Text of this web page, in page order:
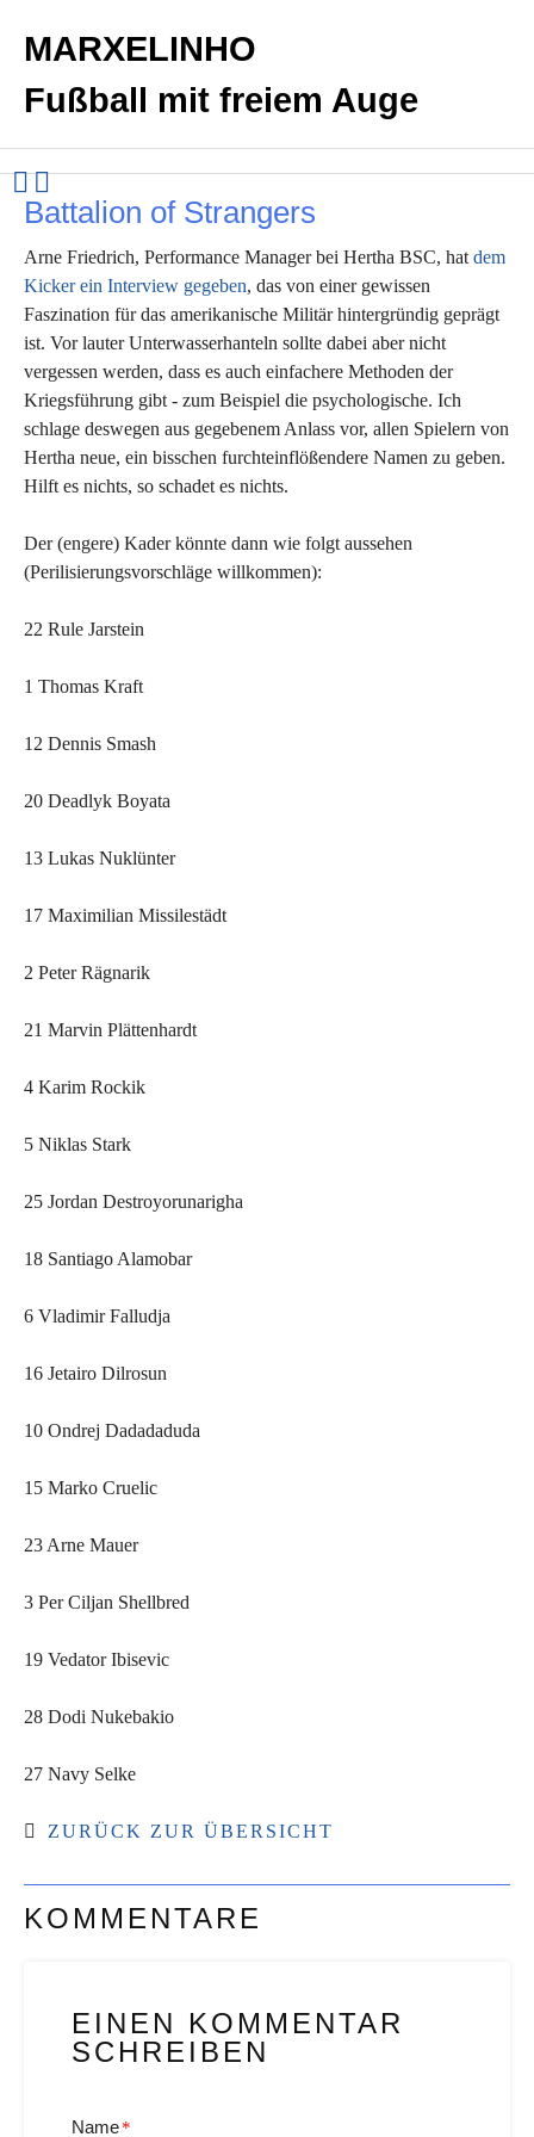
MARXELINHO
Fußball mit freiem Auge
Battalion of Strangers
Arne Friedrich, Performance Manager bei Hertha BSC, hat dem
Kicker ein Interview gegeben, das von einer gewissen
Faszination für das amerikanische Militär hintergründig geprägt
ist. Vor lauter Unterwasserhanteln sollte dabei aber nicht
vergessen werden, dass es auch einfachere Methoden der
Kriegsführung gibt - zum Beispiel die psychologische. Ich
schlage deswegen aus gegebenem Anlass vor, allen Spielern von
Hertha neue, ein bisschen furchteinflößendere Namen zu geben.
Hilft es nichts, so schadet es nichts.
Der (engere) Kader könnte dann wie folgt aussehen
(Perilisierungsvorschläge willkommen):
22 Rule Jarstein
1 Thomas Kraft
12 Dennis Smash
20 Deadlyk Boyata
13 Lukas Nuklünter
17 Maximilian Missilestädt
2 Peter Rägnarik
21 Marvin Plättenhardt
4 Karim Rockik
5 Niklas Stark
25 Jordan Destroyorunarigha
18 Santiago Alamobar
6 Vladimir Falludja
16 Jetairo Dilrosun
10 Ondrej Dadadaduda
15 Marko Cruelic
23 Arne Mauer
3 Per Ciljan Shellbred
19 Vedator Ibisevic
28 Dodi Nukebakio
27 Navy Selke
ZURÜCK ZUR ÜBERSICHT
KOMMENTARE
EINEN KOMMENTAR
SCHREIBEN
Name*